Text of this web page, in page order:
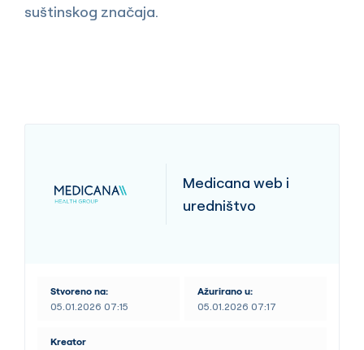
suštinskog značaja.
Medicana web i
uredništvo
Stvoreno na:
05.01.2026 07:15
Ažurirano u:
05.01.2026 07:17
Kreator